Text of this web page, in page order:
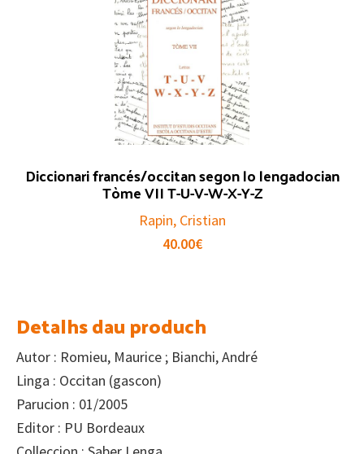
Diccionari francés/occitan segon lo lengadocian
Tòme VII T-U-V-W-X-Y-Z
Rapin, Cristian
40.00€
Detalhs dau produch
Autor : Romieu, Maurice ; Bianchi, André
Linga : Occitan (gascon)
Parucion : 01/2005
Editor : PU Bordeaux